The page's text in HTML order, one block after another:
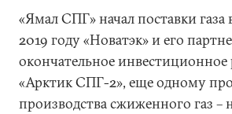
«Ямал СПГ» начал поставки газа
2019 году «Новатэк» и его
окончательное
«Арктик СПГ-2», еще одному
производства сжиженного газ –